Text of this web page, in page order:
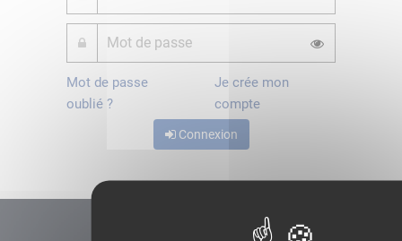
Mot de passe
oublié ?
Je crée mon
compte
Connexion